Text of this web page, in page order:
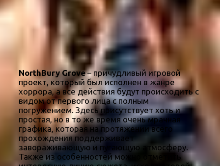
NorthBury Grove– причудливый игровой
проект, который был исполнен в жанре
хоррора, а все действия будут происходить с
видом от первого лица с полным
погружением. Здесь присутствует хоть и
простая, но в то же время очень мрачная
графика, которая на протяжении всего
прохождения поддерживает
завораживающую и пугающую атмосферу.
Также из особенностей можно отметить